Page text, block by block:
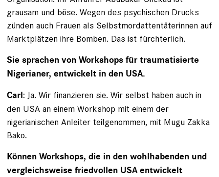
grausam und böse. Wegen des psychischen Drucks
zünden auch Frauen als Selbstmord­attentäterinnen auf
Marktplätzen ihre Bomben. Das ist fürchterlich.
Sie sprachen von Workshops für traumatisierte
Nigerianer, entwickelt in den USA.
Carl: Ja. Wir finanzieren sie. Wir selbst haben auch in
den USA an einem Workshop mit einem der
nigerianischen Anleiter teilgenommen, mit Mugu Zakka
Bako.
Können Workshops, die in den wohlhabenden und
vergleichsweise friedvollen USA entwickelt